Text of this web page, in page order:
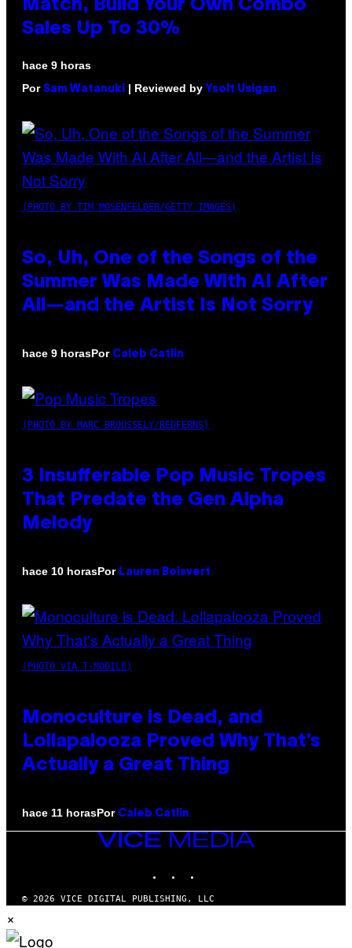
Match, Build Your Own Combo
Sales Up To 30%
hace 9 horas
Por Sam Watanuki | Reviewed by Ysolt Usigan
(PHOTO BY TIM MOSENFELDER/GETTY IMAGES)
So, Uh, One of the Songs of the
Summer Was Made With AI After
All—and the Artist Is Not Sorry
hace 9 horasPor Caleb Catlin
(PHOTO BY MARC BROUSSELY/REDFERNS)
3 Insufferable Pop Music Tropes
That Predate the Gen Alpha
Melody
hace 10 horasPor Lauren Boisvert
(PHOTO VIA T-MOBILE)
Monoculture is Dead, and
Lollapalooza Proved Why That’s
Actually a Great Thing
hace 11 horasPor Caleb Catlin
VICE
MEDIA
© 2026 VICE DIGITAL PUBLISHING, LLC
×